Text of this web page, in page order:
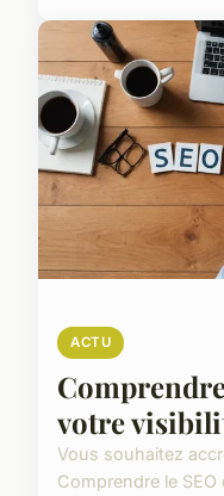
ACTU
votre
Vous souhaitez
Comprendre le